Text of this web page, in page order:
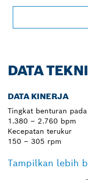
DATA
DATA KINERJA
Tingkat benturan
1.380 – 2.760 bpm
Kecepatan terukur
150 – 305 rpm
Tampilkan lebih